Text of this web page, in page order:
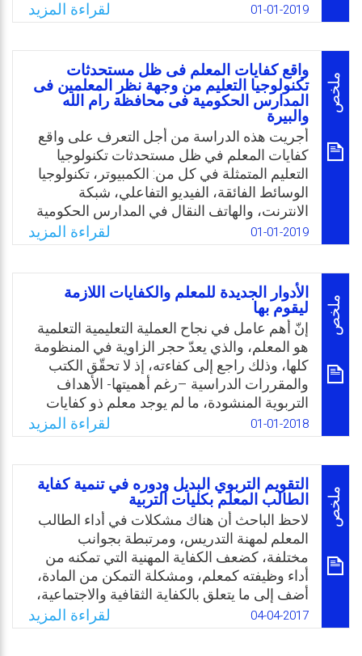
التعلم الفردي والتعلم التعاوني، وبمثابة إضافة
مباركة للقليل من الدراسات العربية حول رضا
الطلاب عن بيئة التعلم الإلكتروني، وعليه تتمثل
مشكلة البحث الحالي في السؤال الرئيس التالي:
ما فاعلية الرحلات المعرفية عبر الويب (الفردية/
التعاونية) في تنمية الكفاءات التدريسية وتحقيق
الرضا عن بيئة التعلم الإلكتروني لدى الطلاب
المعلمين بجامعة السويس؟
WhatsApp
Facebook
Twitter
Email
01-01-2019 لقراءة المزيد
ملخص
واقع کفایات المعلم فی ظل مستحدثات
تكنولوجیا التعلیم من وجهة نظر المعلمین فی
المدارس الحكومیة فی محافظة رام الله
والبیرة
أجريت هذه الدراسة من أجل التعرف على واقع
كفايات المعلم في ظل مستحدثات تكنولوجيا
التعليم المتمثلة في كل من: الكمبيوتر، تكنولوجيا
الوسائط الفائقة، الفيديو التفاعلي، شبكة
الانترنت، والهاتف النقال في المدارس الحكومية
من منظور المعلمين وذلك من خلال الإجابة عن
السؤال الرئيس التالي: ما درجة توفر الكفايات
اللازمة للمعلم في ظل مستحدثات تكنولوجيا
التعليم في المدارس الحكومية في محافظة رام
الله والبيرة. وجاءت هذه الدراسة لأن التدريس
باستخدام التكنولوجيا يمكن الطلبة من اكتشاف
العالم التكنولوجي المحيط بهم، وأثره في حياة
الإنسان، ويكسبهم المهارات الأساسية في التفكير
المنطقي، ويمكن المتعلم من الاعتماد على الذات
وينمي مثل هذه المهارات لديه ويجعل التعلم
تفاعليًا.
01-01-2019 لقراءة المزيد
ملخص
الأدوار الجديدة للمعلم والكفايات اللازمة
ليقوم بها
إنّ أهم عامل في نجاح العملية التعليمية التعلمية
هو المعلم، والذي يعدّ حجر الزاوية في المنظومة
كلها، وذلك راجع إلى كفاءته، إذ لا تحقّق الكتب
والمقررات الدراسية –رغم أهميتها- الأهداف
التربوية المنشودة، ما لم يوجد معلم ذو كفايات
تعليمية وسمات شخصية متميزة، يستطيع من
خلالها إكساب تلاميذه الخبرات المتنوعة، وتهذيب
شخصياتهم، وتوسيع مفاهيمهم ومداركهم، وتنمية
أساليب تفكيرهم، وقدراتهم العقلية، ويُكمل
النقص المحتمل في كتب ومقررات المدرسة،
وفي أنشطتها وإمكاناتها. ويطلب من المعلم
العصري في عالم اليوم الذي يتّصف بالتغيّر
السّريع والتطور المتنامي، أن تكون لديه العديد
من الإمكانات والقدرات والمهارات والقيم
الإيجابية، مما يمكّنه من القيام بأدوار عديدة لتربية
الأجيال تربية تناسب متغيّرات العصر.
01-01-2018 لقراءة المزيد
ملخص
التقويم التربوي البديل ودوره في تنمية كفاية
الطالب المعلم بكليات التربية
لاحظ الباحث أن هناك مشكلات في أداء الطالب
المعلم لمهنة التدريس، ومرتبطة بجوانب
مختلفة، كضعف الكفاية المهنية التي تمكنه من
أداء وظيفته كمعلم، ومشكلة التمكن من المادة،
أضف إلى ما يتعلق بالكفاية الثقافية والاجتماعية،
كما انعدمت في عملية إعداده استخدام ملفات
الإنجاز وتنمية وتطوير الإبداع، وتوقف دور كليات
04-04-2017 لقراءة المزيد